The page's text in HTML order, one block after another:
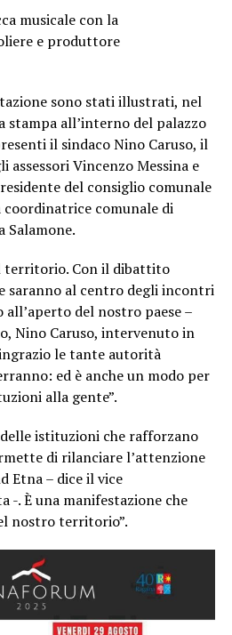
musicale con la
e produttore
sono stati illustrati, nel
stampa all’interno del palazzo
il sindaco Nino Caruso, il
assessori Vincenzo Messina e
del consiglio comunale
coordinatrice comunale di
Salamone.
territorio. Con il dibattito
saranno al centro degli incontri
del nostro paese –
Nino Caruso, intervenuto in
le tante autorità
ed è anche un modo per
alla gente”.
istituzioni che rafforzano
di rilanciare l’attenzione
Etna – dice il vice
-. È una manifestazione che
nostro territorio”.